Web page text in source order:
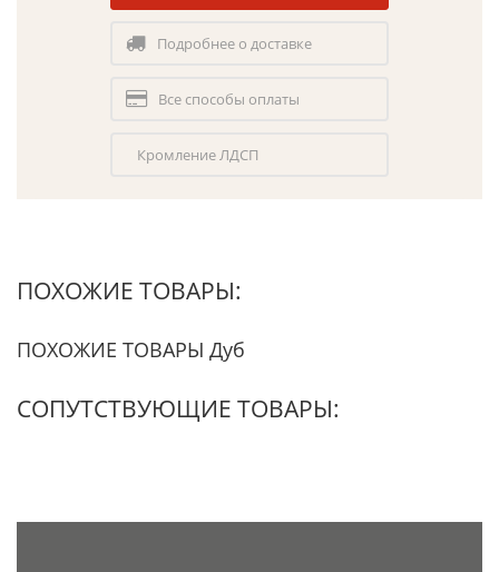
Подробнее о доставке
Все способы оплаты
Кромление ЛДСП
ПОХОЖИЕ ТОВАРЫ:
ПОХОЖИЕ ТОВАРЫ Дуб
СОПУТСТВУЮЩИЕ ТОВАРЫ: